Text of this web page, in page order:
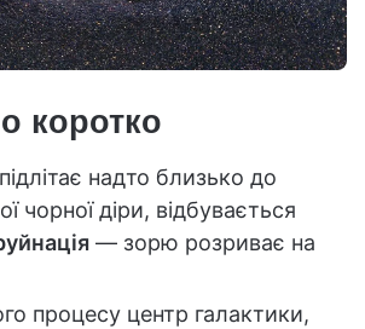
коротко
надто близько до
чорної діри, відбувається
— зорю розриває на
процесу центр галактики,